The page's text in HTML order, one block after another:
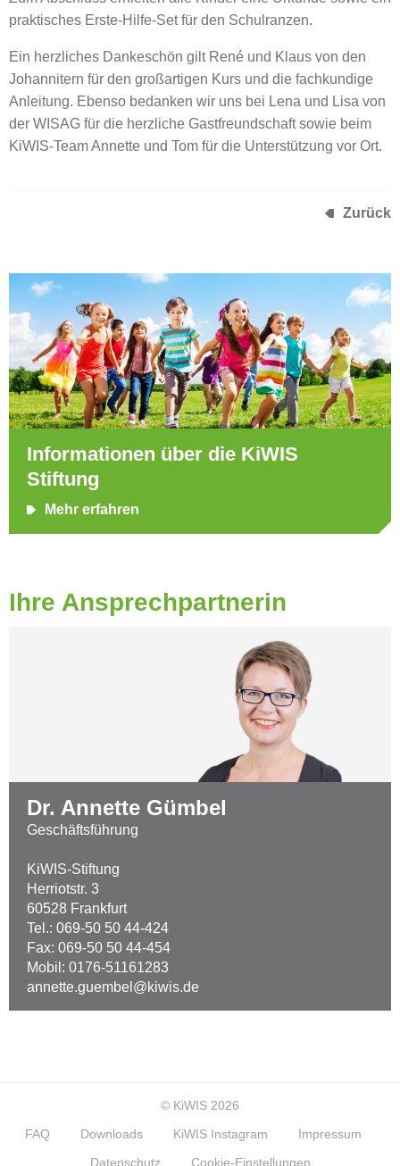
praktisches Erste-Hilfe-Set für den Schulranzen.
Ein herzliches Dankeschön gilt René und Klaus von den
Johannitern für den großartigen Kurs und die fachkundige
Anleitung. Ebenso bedanken wir uns bei Lena und Lisa von
der WISAG für die herzliche Gastfreundschaft sowie beim
KiWIS-Team Annette und Tom für die Unterstützung vor Ort.
Zurück
Informationen über die KiWIS
Stiftung
Mehr erfahren
Ihre Ansprechpartnerin
Dr. Annette Gümbel
Geschäftsführung
KiWIS-Stiftung
Herriotstr. 3
60528 Frankfurt
Tel.: 069-50 50 44-424
Fax: 069-50 50 44-454
Mobil: 0176-51161283
annette.guembel@kiwis.de
© KiWIS 2026
FAQ
Downloads KiWIS Instagram
Impressum
Datenschutz
Cookie-Einstellungen